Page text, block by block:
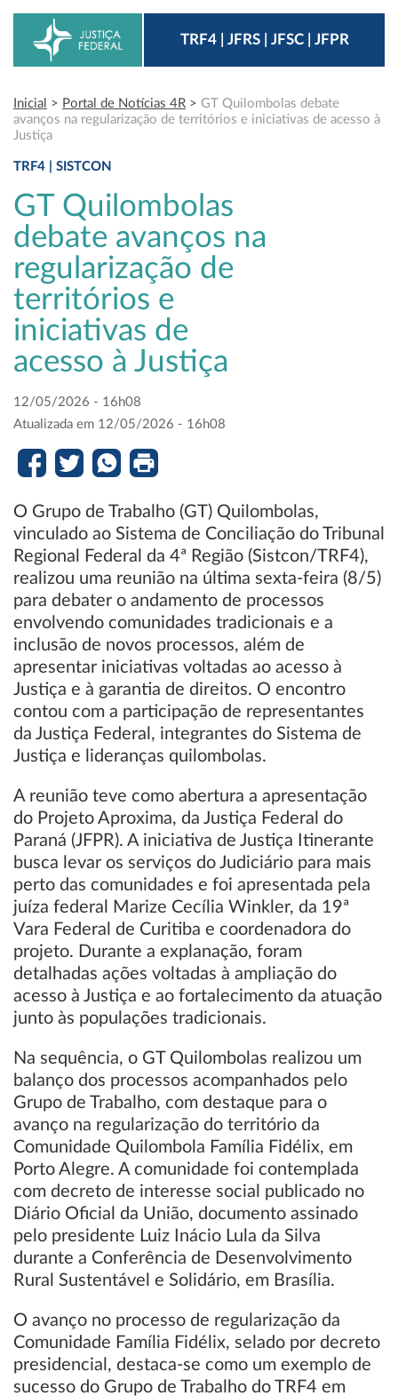
TRF4 | JFRS | JFSC | JFPR
Inicial > Portal de Notícias 4R > GT Quilombolas debate
avanços na regularização de territórios e iniciativas de acesso à
Justiça
TRF4 | SISTCON
GT Quilombolas
debate avanços na
regularização de
territórios e
iniciativas de
acesso à Justiça
12/05/2026 - 16h08
Atualizada em 12/05/2026 - 16h08
O Grupo de Trabalho (GT) Quilombolas,
vinculado ao Sistema de Conciliação do Tribunal
Regional Federal da 4ª Região (Sistcon/TRF4),
realizou uma reunião na última sexta-feira (8/5)
para debater o andamento de processos
envolvendo comunidades tradicionais e a
inclusão de novos processos, além de
apresentar iniciativas voltadas ao acesso à
Justiça e à garantia de direitos. O encontro
contou com a participação de representantes
da Justiça Federal, integrantes do Sistema de
Justiça e lideranças quilombolas.
A reunião teve como abertura a apresentação
do Projeto Aproxima, da Justiça Federal do
Paraná (JFPR). A iniciativa de Justiça Itinerante
busca levar os serviços do Judiciário para mais
perto das comunidades e foi apresentada pela
juíza federal Marize Cecília Winkler, da 19ª
Vara Federal de Curitiba e coordenadora do
projeto. Durante a explanação, foram
detalhadas ações voltadas à ampliação do
acesso à Justiça e ao fortalecimento da atuação
junto às populações tradicionais.
Na sequência, o GT Quilombolas realizou um
balanço dos processos acompanhados pelo
Grupo de Trabalho, com destaque para o
avanço na regularização do território da
Comunidade Quilombola Família Fidélix, em
Porto Alegre. A comunidade foi contemplada
com decreto de interesse social publicado no
Diário Oficial da União, documento assinado
pelo presidente Luiz Inácio Lula da Silva
durante a Conferência de Desenvolvimento
Rural Sustentável e Solidário, em Brasília.
O avanço no processo de regularização da
Comunidade Família Fidélix, selado por decreto
presidencial, destaca-se como um exemplo de
sucesso do Grupo de Trabalho do TRF4 em